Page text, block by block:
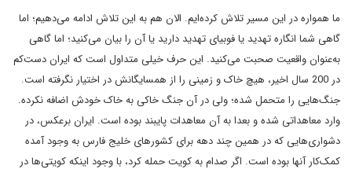
ما همواره در این مسیر تلاش کرده‌ایم. الان هم به این تلاش ادامه می‌دهیم؛ اما
گاهی شما انگاره تهدید یا فوبیای تهدید دارید یا آن را بیان می‌کنید؛ اما گاهی
به‌عنوان واقعیت صحبت می‌کنید. این حرف خیلی متداول است که ایران دست‌کم
در 200 سال اخیر، هیچ خاک و زمینی را از همسایگانش در اختیار نگرفته است.
جنگ‌هایی را متحمل شده؛ ولی در آن جنگ خاکی به خاک خودش اضافه نکرده.
‌وارد معاهداتی شده و بعدا به آن معاهدات پایبند بوده است. ایران برعکس، در
دشواری‌هایی که در همین چند دهه برای کشورهای خلیج فارس به وجود آمده
کمک‌کار آنها بوده است. اگر صدام به کویت حمله کرد، با وجود اینکه کویتی‌ها در